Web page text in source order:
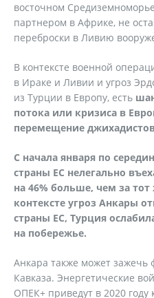
восточном
партнером в Африке, не
переброски в Ливию
В контексте военной
в Ираке и Ливии и угроз
из Турции в Европу, есть
потока или кризиса в
перемещение
С начала января по
страны ЕС нелегально
на 46% больше, чем за тот
контексте угроз Анкары
страны ЕС, Турция
на побережье.
Анкара также может
Кавказа. Энергетические
ОПЕК+ приведут в 2020